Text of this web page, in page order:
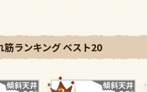
ランキング ベスト20